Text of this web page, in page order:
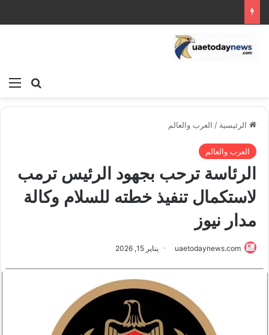
بحث
الرئيسية / العرب والعالم
العرب والعالم
الرئاسة ترحب بجهود الرئيس ترمب
لاستكمال تنفيذ خطته للسلام وكالة
مدار نيوز
uaetodaynews.com يناير 15, 2026